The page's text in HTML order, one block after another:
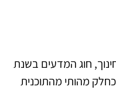
חוג המדעים בשנת
כחלק מהותי מהתוכנית